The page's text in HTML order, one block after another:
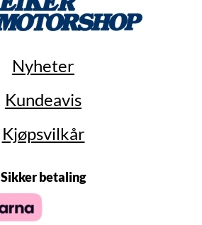
Nyheter
Kundeavis
Kjøpsvilkår
Sikker betaling